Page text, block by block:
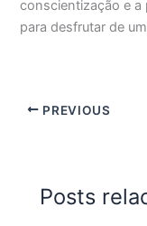
conscientização e a
para desfrutar de
PREVIOUS
Posts